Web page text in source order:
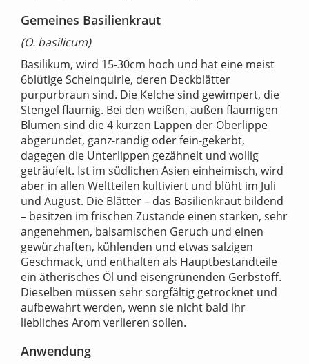
Gemeines Basilienkraut
(O. basilicum)
Basilikum, wird 15-30cm hoch und hat eine meist
6blütige Scheinquirle, deren Deckblätter
purpurbraun sind. Die Kelche sind gewimpert, die
Stengel flaumig. Bei den weißen, außen flaumigen
Blumen sind die 4 kurzen Lappen der Oberlippe
abgerundet, ganz-randig oder fein-gekerbt,
dagegen die Unterlippen gezähnelt und wollig
geträufelt. Ist im südlichen Asien einheimisch, wird
aber in allen Weltteilen kultiviert und blüht im Juli
und August. Die Blätter – das Basilienkraut bildend
– besitzen im frischen Zustande einen starken, sehr
angenehmen, balsamischen Geruch und einen
gewürzhaften, kühlenden und etwas salzigen
Geschmack, und enthalten als Hauptbestandteile
ein ätherisches Öl und eisengrünenden Gerbstoff.
Dieselben müssen sehr sorgfältig getrocknet und
aufbewahrt werden, wenn sie nicht bald ihr
liebliches Arom verlieren sollen.
Anwendung